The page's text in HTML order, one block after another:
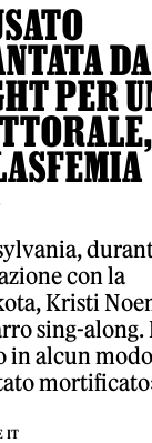
DA
PER
con la
Kristi
sing-along.
in alcun modo
IT